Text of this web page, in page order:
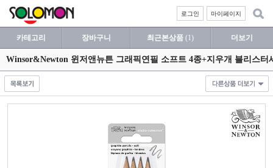
마이페이지
로그인
카테고리 장바구니 최근본상품 (1) 더보기
Winsor&Newton 윈저앤뉴튼 그래픽연필 소프트 4종+지우개 블리스터